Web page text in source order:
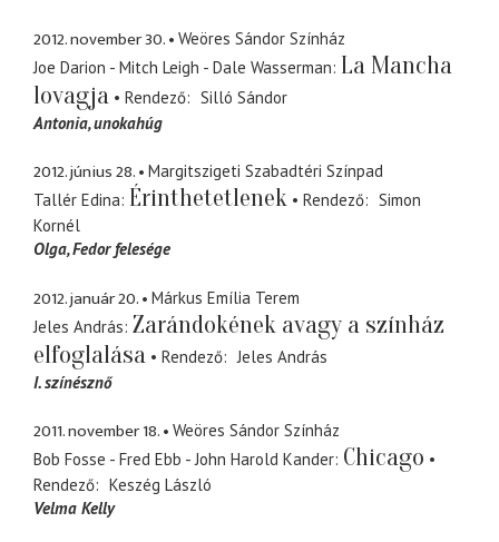
2012. november 30.
Weöres Sándor Színház
Joe Darion - Mitch Leigh - Dale Wasserman La Mancha
lovagja
Rendező
Silló Sándor
Antonia unokahúg
2012. június 28.
Margitszigeti Szabadtéri Színpad
Tallér Edina Érinthetetlenek Rendező
Simon
Kornél
Olga Fedor felesége
2012. január 20.
Márkus Emília Terem
Jeles András Zarándokének avagy a színház
elfoglalása
Rendező
Jeles András
I. színésznő
2011. november 18.
Weöres Sándor Színház
Bob Fosse - Fred Ebb - John Harold Kander Chicago
Rendező
Keszég László
Velma Kelly